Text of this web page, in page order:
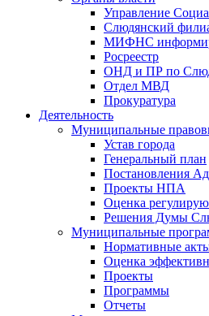
Управление
Слюдянский
МИФНС
Росреестр
ОНД и ПР по
Отдел МВД
Прокуратура
Деятельность
Муниципальные
Устав города
Генеральный план
Постановления
Проекты НПА
Оценка
Решения Думы
Муниципальные
Нормативные
Оценка
Проекты
Программы
Отчеты